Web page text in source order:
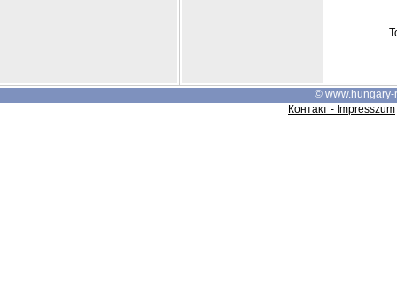
© www.hungary-
Контакт - Impresszum